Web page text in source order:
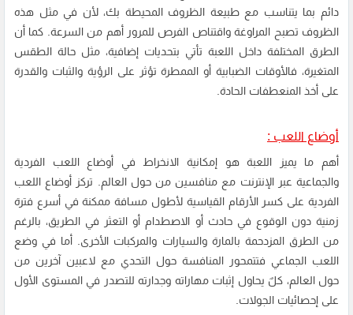
دائم بما يتناسب مع طبيعة الظروف المحيطة بك، لأن في مثل هذه
الظروف تصبح المراوغة واقتناص الفرص للمرور أهم من السرعة. كما أن
الطرق المختلفة داخل اللعبة تأتي بتحديات إضافية، مثل حالة الطقس
المتغيرة، فالأوقات الضبابية أو الممطرة تؤثر على الرؤية والثبات والقدرة
على أخذ المنعطفات الحادة.
أوضاع اللعب :
أهم ما يميز اللعبة هو إمكانية الانخراط في أوضاع اللعب الفردية
والجماعية عبر الإنترنت مع منافسين من حول العالم. تركز أوضاع اللعب
الفردية على كسر الأرقام القياسية لأطول مسافة ممكنة في أسرع فترة
زمنية دون الوقوع في حادث أو الاصطدام أو التعثر في الطريق، بالرغم
من الطرق المزدحمة بالمارة والسيارات والمركبات الأخرى. أما في وضع
اللعب الجماعي فتتمحور المنافسة حول التحدي مع لاعبين آخرين من
حول العالم، كلٌ يحاول إثبات مهاراته وجدارته للتصدر في المستوى الأول
على إحصائيات الجولات.